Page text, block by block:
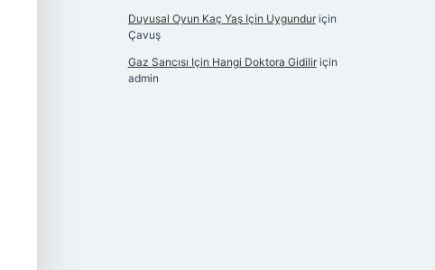
Duyusal Oyun Kaç Yaş Için Uygunduriçin
Çavuş
Gaz Sancısı Için Hangi Doktora Gidiliriçin
admin